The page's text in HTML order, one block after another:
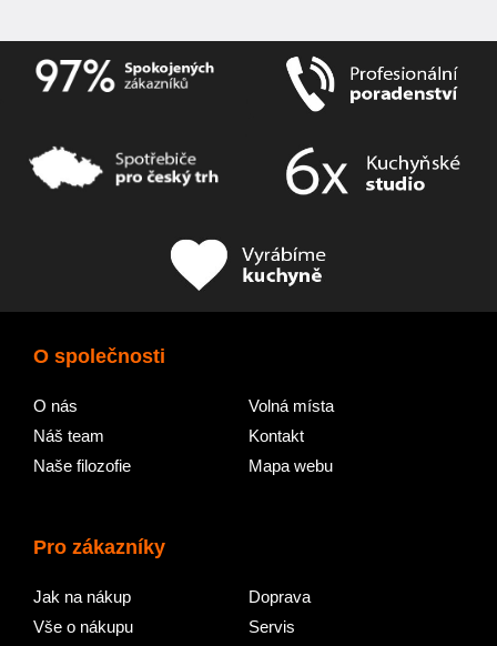
O společnosti
O nás
Náš team
Naše filozofie
Volná místa
Kontakt
Mapa webu
Pro zákazníky
Jak na nákup
Vše o nákupu
Doprava
Servis